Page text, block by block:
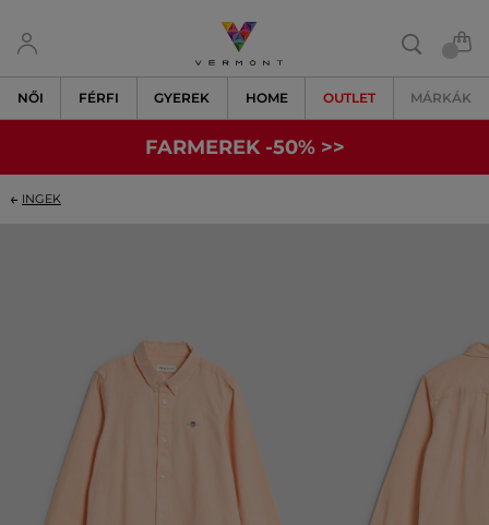
NŐI FÉRFI GYEREK HOME OUTLET MÁRKÁK
FARMEREK -50% >>
INGEK